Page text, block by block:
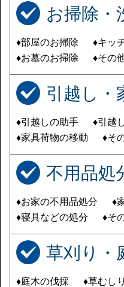
お掃除・
♦部屋のお掃除
♦キッ
♦お墓のお掃除
♦その
引越し・
♦引越しの助手
♦引越
♦家具荷物の移動
♦そ
不用品処
♦お家の不用品処分
♦
♦寝具などの処分
♦そ
草刈り・
♦庭木の伐採 ♦草むし